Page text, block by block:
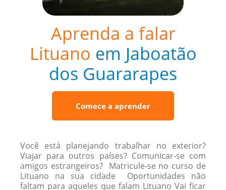
Aprenda a falar
Lituano em Jaboatão
dos Guararapes
Comece a aprender
Você está planejando trabalhar no exterior?
Viajar para outros países? Comunicar-se com
amigos estrangeiros? Matricule-se no curso de
Lituano na sua cidade Oportunidades não
faltam para aqueles que falam Lituano Vai ficar